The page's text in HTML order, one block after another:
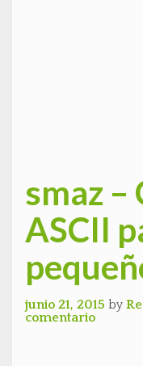
smaz –
ASCII
junio 21, 2015 by
comentario